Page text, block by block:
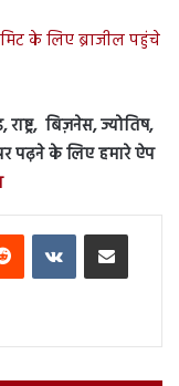
के लिए ब्राजील पहुंचे
बिज़नेस, ज्योतिष,
पढ़ने के लिए हमारे ऐप
Reddit VKontakteShare via Email